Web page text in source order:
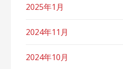
2025年1月
2024年11月
2024年10月